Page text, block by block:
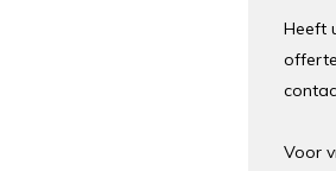
Heeft
Voor